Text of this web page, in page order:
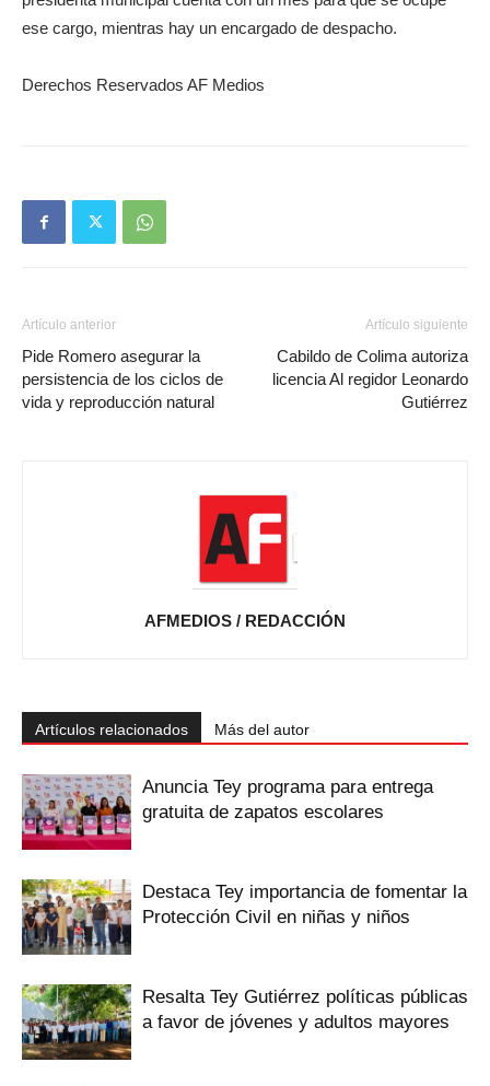
ese cargo, mientras hay un encargado de despacho.
Derechos Reservados AF Medios
Artículo anterior
Pide Romero asegurar la
persistencia de los ciclos de
vida y reproducción natural
Artículo siguiente
Cabildo de Colima autoriza
licencia Al regidor Leonardo
Gutiérrez
AFMEDIOS / REDACCIÓN
Artículos relacionados Más del autor
‎Anuncia Tey programa para entrega
gratuita de zapatos escolares
Destaca Tey importancia de fomentar ‎la
Protección Civil en niñas y niños
Resalta Tey Gutiérrez políticas públicas
‎a favor de jóvenes y adultos mayores